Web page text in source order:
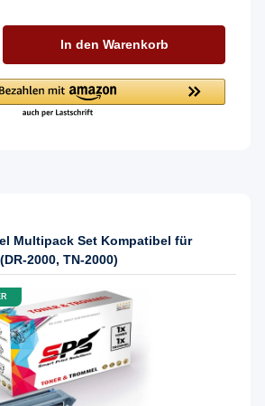
In den Warenkorb
Multipack Set Kompatibel für
2000, TN-2000)